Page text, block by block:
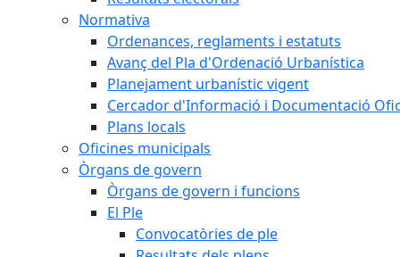
Normativa
Ordenances, reglaments i estatuts
Avanç del Pla d'Ordenació Urbanística
Planejament urbanístic vigent
Cercador d'Informació i Documentació
Plans locals
Oficines municipals
Òrgans de govern
Òrgans de govern i funcions
El Ple
Convocatòries de ple